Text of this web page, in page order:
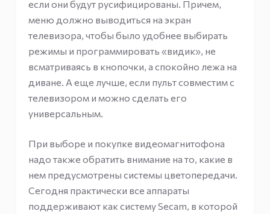
если они будут русифицированы. Причем,
меню должно выводиться на экран
телевизора, чтобы было удобнее выбирать
режимы и программировать «видик», не
всматриваясь в кнопочки, а спокойно лежа на
диване. А еще лучше, если пульт совместим с
телевизором и можно сделать его
универсальным.
При выборе и покупке видеомагнитофона
надо также обратить внимание на то, какие в
нем предусмотрены системы цветопередачи.
Сегодня практически все аппараты
поддерживают как систему Secam, в которой